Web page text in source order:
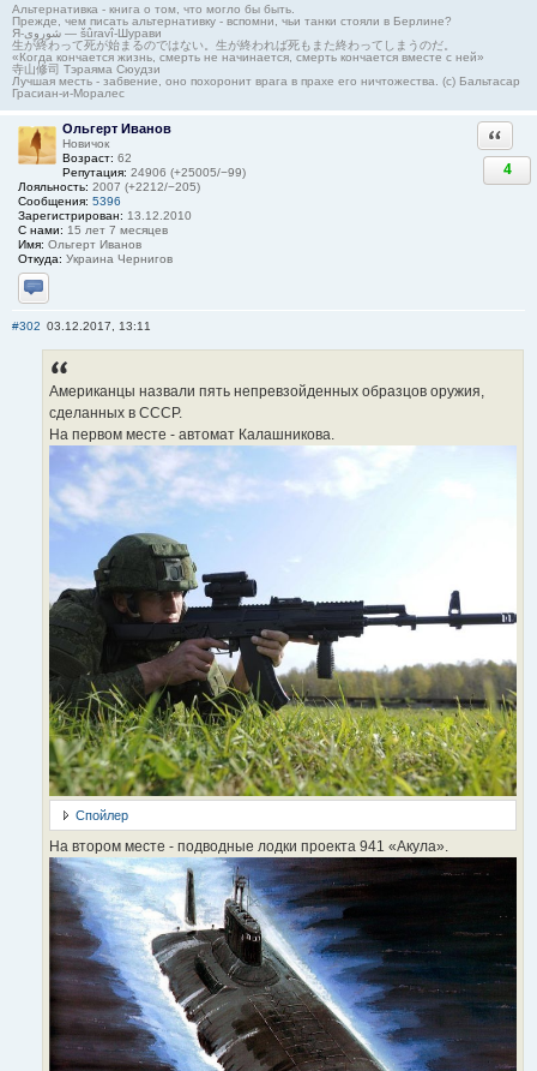
Альтернативка - книга о том, что могло бы быть.
Прежде, чем писать альтернативку - вспомни, чьи танки стояли в Берлине?
Я-شوروی — šûravî-Шурави
生が終わって死が始まるのではない。生が終われば死もまた終わってしまうのだ。
«Когда кончается жизнь, смерть не начинается, смерть кончается вместе с ней»
寺山修司 Тэраяма Сюудзи
Лучшая месть - забвение, оно похоронит врага в прахе его ничтожества. (с) Бальтасар
Грасиан-и-Моралес
Ольгерт Иванов
Новичок
Возраст: 62
Репутация: 24906 (+25005/−99)
Лояльность: 2007 (+2212/−205)
Сообщения: 5396
Зарегистрирован: 13.12.2010
С нами: 15 лет 7 месяцев
Имя: Ольгерт Иванов
Откуда: Украина Чернигов
Отправить личное сообщение
4
#302 03.12.2017, 13:11
Американцы назвали пять непревзойденных образцов оружия,
сделанных в СССР.
На первом месте - автомат Калашникова.
Спойлер
На втором месте - подводные лодки проекта 941 «Акула».